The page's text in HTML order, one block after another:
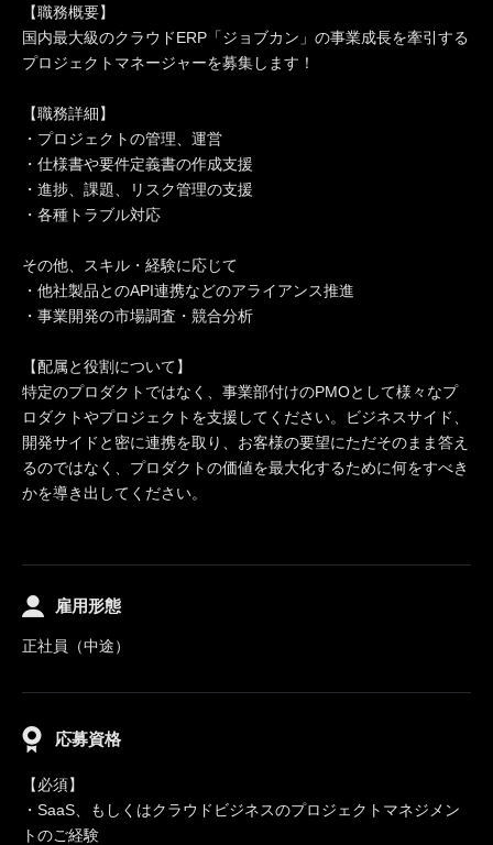
【職務概要】
国内最大級のクラウドERP「ジョブカン」の事業成長を牽引する
プロジェクトマネージャーを募集します！
【職務詳細】
・プロジェクトの管理、運営
・仕様書や要件定義書の作成支援
・進捗、課題、リスク管理の支援
・各種トラブル対応
その他、スキル・経験に応じて
・他社製品とのAPI連携などのアライアンス推進
・事業開発の市場調査・競合分析
【配属と役割について】
特定のプロダクトではなく、事業部付けのPMOとして様々なプ
ロダクトやプロジェクトを支援してください。ビジネスサイド、
開発サイドと密に連携を取り、お客様の要望にただそのまま答え
るのではなく、プロダクトの価値を最大化するために何をすべき
かを導き出してください。
雇用形態
正社員（中途）
応募資格
【必須】
・SaaS、もしくはクラウドビジネスのプロジェクトマネジメン
トのご経験